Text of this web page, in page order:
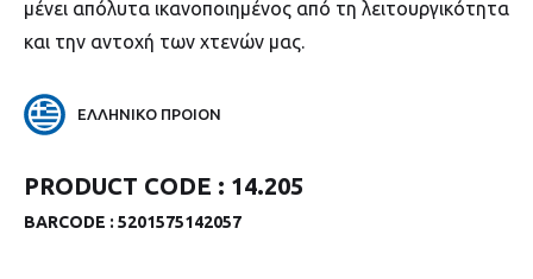
μένει απόλυτα ικανοποιημένος από τη λειτουργικότητα
και την αντοχή των χτενών μας.
ΕΛΛΗΝΙΚΟ ΠΡΟΙΟΝ
PRODUCT CODE : 14.205
BARCODE : 5201575142057